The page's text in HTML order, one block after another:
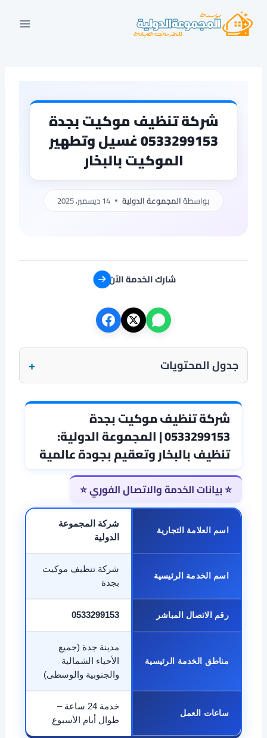
التجاوز
المحتوى
شركة تنظيف موكيت بجدة
0533299153 غسيل وتطهير
الموكيت بالبخار
بواسطةالمجموعة الدولية 14 ديسمبر، 2025
شارك الخدمة الآن
جدول المحتويات +
شركة تنظيف موكيت بجدة
0533299153 | المجموعة الدولية:
تنظيف بالبخار وتعقيم بجودة عالمية
⭐ بيانات الخدمة والاتصال الفوري ⭐
اسم العلامة التجارية
شركة المجموعة
الدولية
اسم الخدمة الرئيسية
شركة تنظيف موكيت
بجدة
رقم الاتصال المباشر 0533299153
مناطق الخدمة الرئيسية
مدينة جدة (جميع
الأحياء الشمالية
والجنوبية والوسطى)
ساعات العمل
خدمة 24 ساعة –
طوال أيام الأسبوع